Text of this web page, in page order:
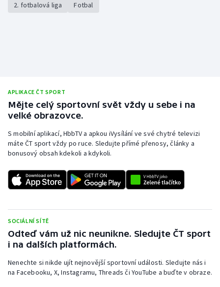
2. fotbalová liga Fotbal
APLIKACE ČT SPORT
Mějte celý sportovní svět vždy u sebe i na
velké obrazovce.
S mobilní aplikací, HbbTV a apkou iVysílání ve své chytré televizi
máte ČT sport vždy po ruce. Sledujte přímé přenosy, články a
bonusový obsah kdekoli a kdykoli.
SOCIÁLNÍ SÍTĚ
Odteď vám už nic neunikne. Sledujte ČT sport
i na dalších platformách.
Nenechte si nikde ujít nejnovější sportovní události. Sledujte nás i
na Facebooku, X, Instagramu, Threads či YouTube a buďte v obraze.